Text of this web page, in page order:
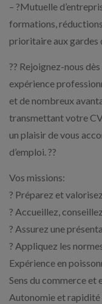
– ?Mutuelle
formations,
prioritaire aux gardes
?? Rejoignez-nous
expérience
et de nombreux
transmettant votre
un plaisir de vous
d’emploi. ??
Vos missions:
? Préparez et
? Accueillez,
? Assurez une
? Appliquez les
Expérience en
Sens du commerce et
Autonomie et rapidité